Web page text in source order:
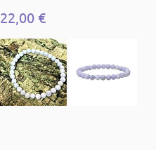
22,00 €